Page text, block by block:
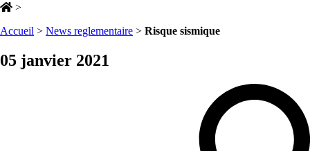
>
Accueil > News reglementaire > Risque sismique
05 janvier 2021